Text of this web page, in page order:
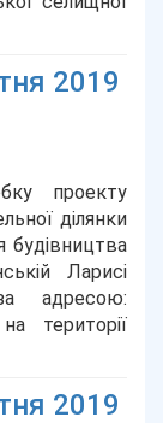
2019
проекту
ділянки
будівництва
Ларисі
адресою:
території
2019